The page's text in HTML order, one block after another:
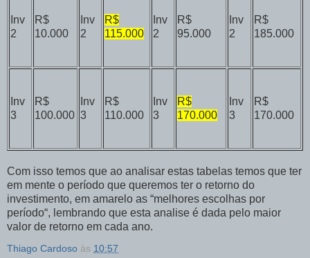
Inv
2
R$
10.000
Inv
2
R$
115.000
Inv
2
R$
95.000
Inv
2
R$
185.000
Inv
3
R$
100.000
Inv
3
R$
110.000
Inv
3
R$
170.000
Inv
3
R$
170.000
Com isso temos que ao analisar estas tabelas temos que ter
em mente o período que queremos ter o retorno do
investimento, em amarelo as “melhores escolhas por
período“, lembrando que esta analise é dada pelo maior
valor de retorno em cada ano.
Thiago Cardoso às 10:57